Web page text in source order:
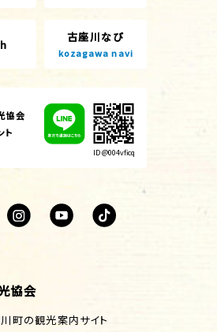
古座川なび
kozagawa navi
協会
ト
ID @004vficq
協会
町の観光案内サイト